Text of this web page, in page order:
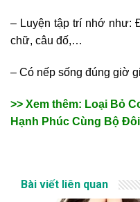
– Luyện tập trí nhớ như:
chữ, câu đố,…
– Có nếp sống đúng giờ
>> Xem thêm: Loại Bỏ
Hạnh Phúc Cùng Bộ
Bài viết liên quan